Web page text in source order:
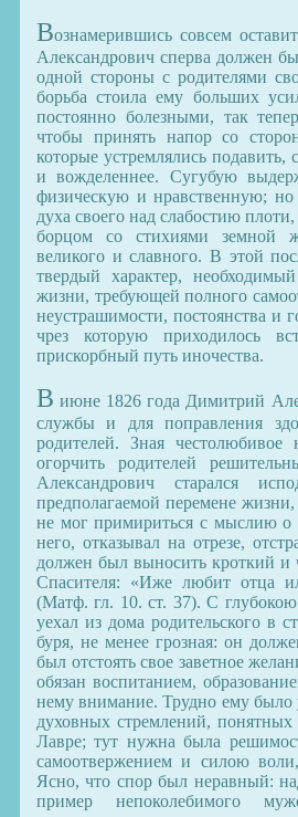
Вознамерившись совсем
Александрович сперва должен
одной стороны с родителями
борьба стоила ему больших
постоянно болезными, так
чтобы принять напор со
которые устремлялись
и вожделеннее. Сугубую
физическую и нравственную;
духа своего над слабостию
борцом со стихиями земной
великого и славного. В этой
твердый характер,
жизни, требующей полного
неустрашимости, постоянства и
чрез которую приходилось
прискорбный путь иночества.
В июне 1826 года Димитрий
службы и для поправления
родителей. Зная
огорчить родителей
Александрович старался
предполагаемой перемене
не мог примириться с мыслию о
него, отказывал на отрезе,
должен был выносить кроткий
Спасителя: «Иже любит отца
(Матф. гл. 10. ст. 37). С
уехал из дома родительского в
буря, не менее грозная: он
был отстоять свое заветное
обязан воспитанием,
нему внимание. Трудно ему было
духовных стремлений, понятных
Лавре; тут нужна была
самоотвержением и силою
Ясно, что спор был неравный:
пример непоколебимого